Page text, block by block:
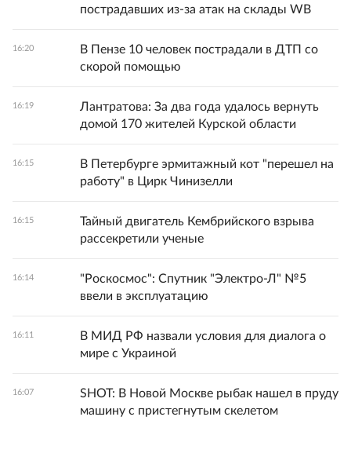
пострадавших из-за атак на склады WB
16:20
В Пензе 10 человек пострадали в ДТП со
скорой помощью
16:19
Лантратова: За два года удалось вернуть
домой 170 жителей Курской области
16:15
В Петербурге эрмитажный кот "перешел на
работу" в Цирк Чинизелли
16:15
Тайный двигатель Кембрийского взрыва
рассекретили ученые
16:14
"Роскосмос": Спутник "Электро-Л" №5
ввели в эксплуатацию
16:11
В МИД РФ назвали условия для диалога о
мире с Украиной
16:07
SHOT: В Новой Москве рыбак нашел в пруду
машину с пристегнутым скелетом